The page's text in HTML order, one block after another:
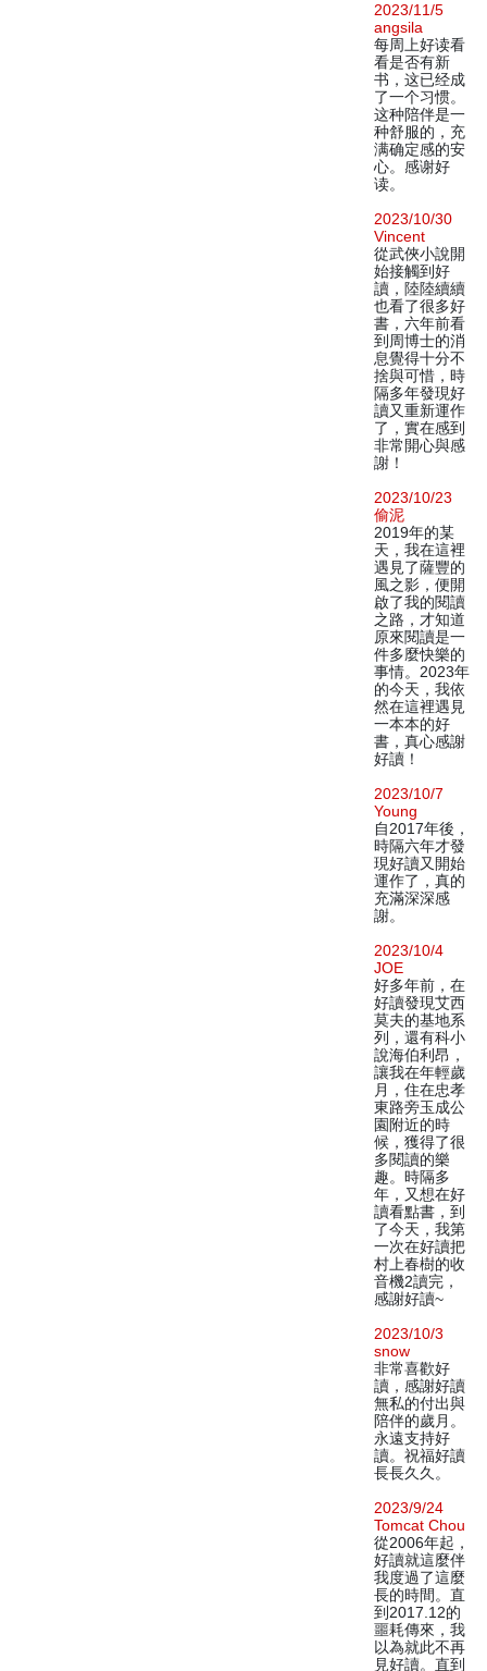
2023/11/5
angsila
每周上好读看
看是否有新
书，这已经成
了一个习惯。
这种陪伴是一
种舒服的，充
满确定感的安
心。感谢好
读。
2023/10/30
Vincent
從武俠小說開
始接觸到好
讀，陸陸續續
也看了很多好
書，六年前看
到周博士的消
息覺得十分不
捨與可惜，時
隔多年發現好
讀又重新運作
了，實在感到
非常開心與感
謝！
2023/10/23
偷泥
2019年的某
天，我在這裡
遇見了薩豐的
風之影，便開
啟了我的閱讀
之路，才知道
原來閱讀是一
件多麼快樂的
事情。2023年
的今天，我依
然在這裡遇見
一本本的好
書，真心感謝
好讀！
2023/10/7
Young
自2017年後，
時隔六年才發
現好讀又開始
運作了，真的
充滿深深感
謝。
2023/10/4
JOE
好多年前，在
好讀發現艾西
莫夫的基地系
列，還有科小
說海伯利昂，
讓我在年輕歲
月，住在忠孝
東路旁玉成公
園附近的時
候，獲得了很
多閱讀的樂
趣。時隔多
年，又想在好
讀看點書，到
了今天，我第
一次在好讀把
村上春樹的收
音機2讀完，
感謝好讀~
2023/10/3
snow
非常喜歡好
讀，感謝好讀
無私的付出與
陪伴的歲月。
永遠支持好
讀。祝福好讀
長長久久。
2023/9/24
Tomcat Chou
從2006年起，
好讀就這麼伴
我度過了這麼
長的時間。直
到2017.12的
噩耗傳來，我
以為就此不再
見好讀。直到